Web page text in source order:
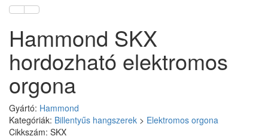
Hammond SKX
hordozható elektromos
orgona
Gyártó: Hammond
Kategóriák: Billentyűs hangszerek > Elektromos orgona
Cikkszám: SKX